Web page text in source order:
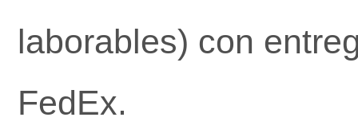
laborables) con
FedEx.